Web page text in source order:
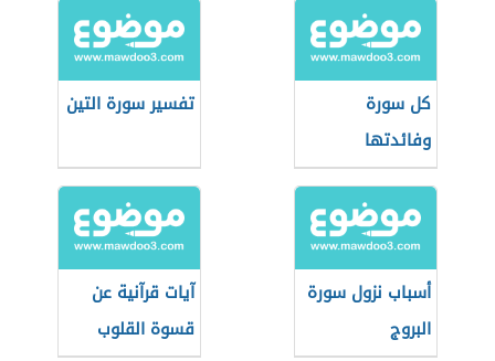
كل سورة
وفائدتها
تفسير سورة التين
أسباب نزول سورة
البروج
آيات قرآنية عن
قسوة القلوب